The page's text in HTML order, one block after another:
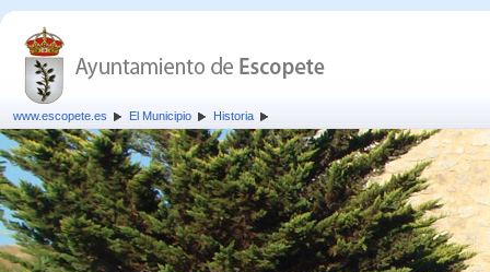
www.escopete.es El Municipio Historia